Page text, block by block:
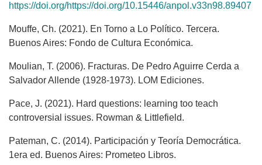
https://doi.org/https://doi.org/10.15446/anpol.v33n98.89407
Mouffe, Ch. (2021). En Torno a Lo Político. Tercera.
Buenos Aires: Fondo de Cultura Económica.
Moulian, T. (2006). Fracturas. De Pedro Aguirre Cerda a
Salvador Allende (1928-1973). LOM Ediciones.
Pace, J. (2021). Hard questions: learning too teach
controversial issues. Rowman & Littlefield.
Pateman, C. (2014). Participación y Teoría Democrática.
1era ed. Buenos Aires: Prometeo Libros.